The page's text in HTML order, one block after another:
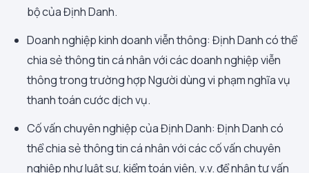
bộ của Định Danh.
Doanh nghiệp kinh doanh viễn thông: Định Danh có thể
chia sẻ thông tin cá nhân với các doanh nghiệp viễn
thông trong trường hợp Người dùng vi phạm nghĩa vụ
thanh toán cước dịch vụ.
Cố vấn chuyên nghiệp của Định Danh: Định Danh có
thể chia sẻ thông tin cá nhân với các cố vấn chuyên
nghiệp như luật sư, kiểm toán viên, v.v. để nhận tư vấn